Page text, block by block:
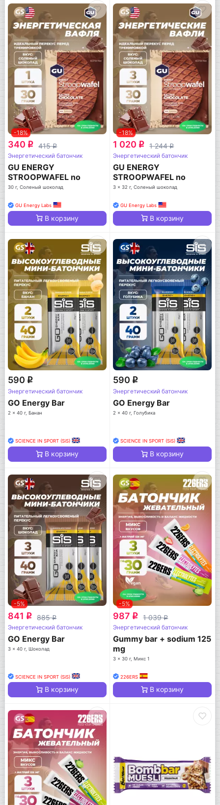
-18%
340 q 415q
Энергетический батончик
GU ENERGY
STROOPWAFEL no
caffeine
30 г, Соленый шоколад
GU Energy Labs
В корзину
-18%
1 020 q 1 244q
Энергетический батончик
GU ENERGY
STROOPWAFEL no
caffeine
3 x 32 г, Соленый шоколад
GU Energy Labs
В корзину
590 q
Энергетический батончик
GO Energy Bar
2 x 40 г, Банан
SCIENCE IN SPORT (SiS)
В корзину
590 q
Энергетический батончик
GO Energy Bar
2 x 40 г, Голубика
SCIENCE IN SPORT (SiS)
В корзину
-5%
841 q 885q
Энергетический батончик
GO Energy Bar
3 x 40 г, Шоколад
SCIENCE IN SPORT (SiS)
В корзину
-5%
987 q 1 039q
Энергетический батончик
Gummy bar + sodium 125
mg
3 x 30 г, Микс 1
226ERS
В корзину